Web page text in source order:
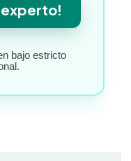
experto!
bajo estricto